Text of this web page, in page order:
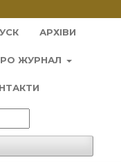
АРХІВИ
ЖУРНАЛ